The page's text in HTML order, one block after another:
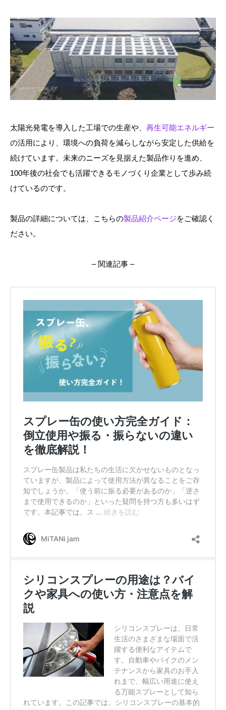
太陽光発電を導入した工場での生産や、 再生可能エネルギー
の活用により、環境への負荷を減らしながら安定した供給を
続けています。未来のニーズを見据えた製品作りを進め、
100年後の社会でも活躍できるモノづくり企業として歩み続
けているのです。
製品の詳細については、こちらの製品紹介ページをご確認く
ださい。
– 関連記事 –